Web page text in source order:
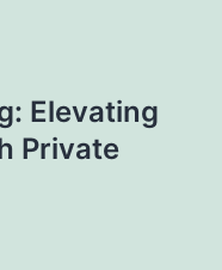
Elevating
Private